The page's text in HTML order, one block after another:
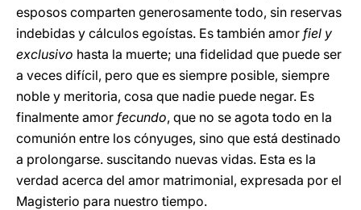
esposos comparten generosamente todo, sin reservas
indebidas y cálculos egoístas. Es también amor fiel y
exclusivo hasta la muerte; una fidelidad que puede ser
a veces difícil, pero que es siempre posible, siempre
noble y meritoria, cosa que nadie puede negar. Es
finalmente amor fecundo, que no se agota todo en la
comunión entre los cónyuges, sino que está destinado
a prolongarse. suscitando nuevas vidas. Esta es la
verdad acerca del amor matrimonial, expresada por el
Magisterio para nuestro tiempo.